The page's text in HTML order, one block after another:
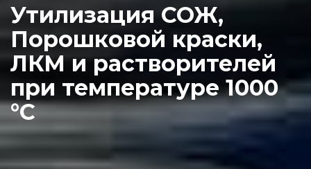
Утилизация СОЖ,
Порошковой краски,
ЛКМ и растворителей
при температуре 1000
°С